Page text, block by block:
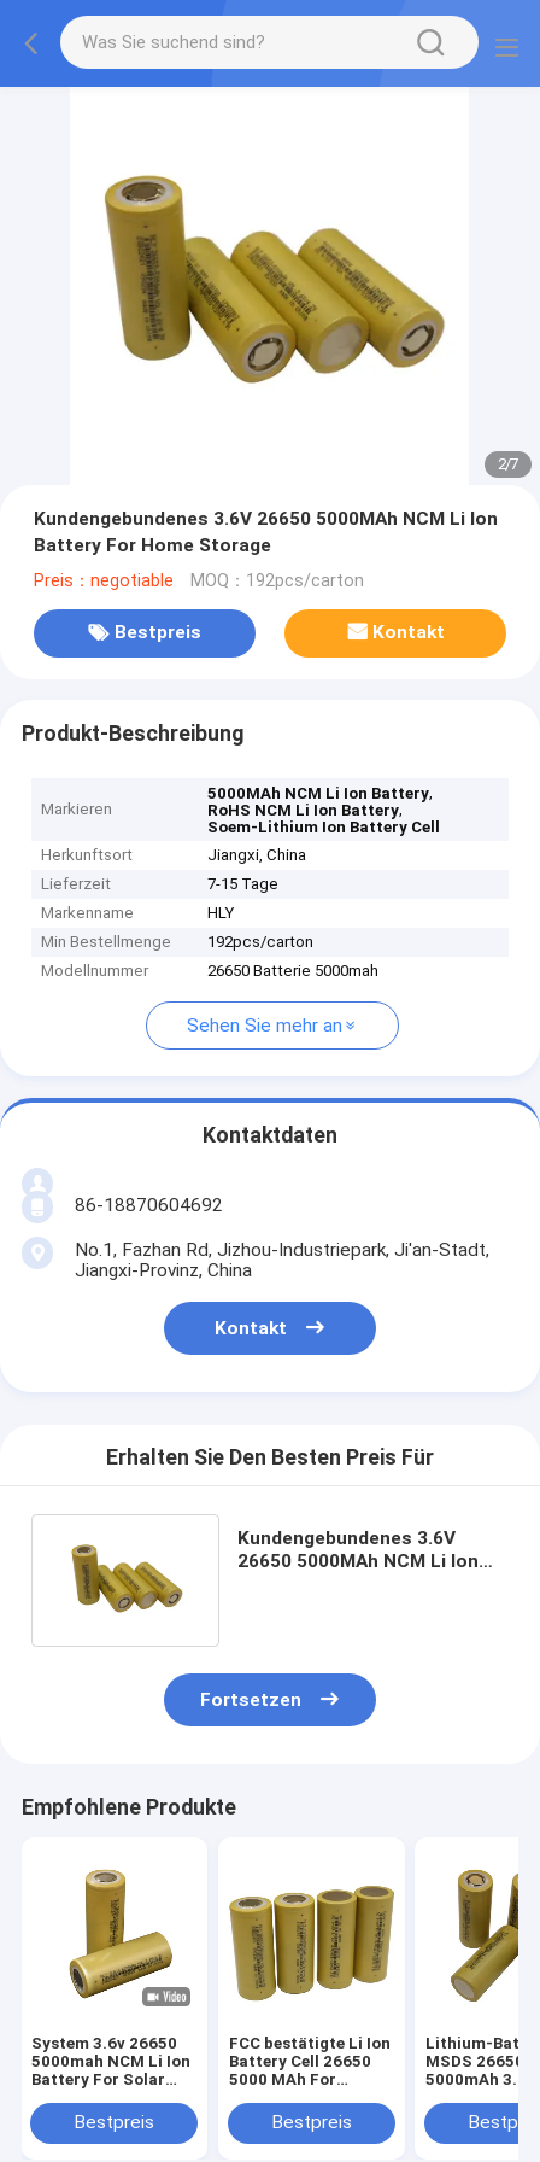
2/7
Kundengebundenes 3.6V 26650 5000MAh NCM Li Ion
Battery For Home Storage
Preis：negotiable MOQ：192pcs/carton
Bestpreis Kontakt
Produkt-Beschreibung
Markieren
5000MAh NCM Li Ion Battery,
RoHS NCM Li Ion Battery,
Soem-Lithium Ion Battery Cell
Herkunftsort
Jiangxi, China
Lieferzeit
7-15 Tage
Markenname
HLY
Min Bestellmenge
192pcs/carton
Modellnummer
26650 Batterie 5000mah
Sehen Sie mehr an
Kontaktdaten
86-18870604692
No.1, Fazhan Rd, Jizhou-Industriepark, Ji'an-Stadt,
Jiangxi-Provinz, China
Kontakt
Erhalten Sie Den Besten Preis Für
Kundengebundenes 3.6V
26650 5000MAh NCM Li Ion
Fortsetzen
Empfohlene Produkte
System 3.6v 26650
5000mah NCM Li Ion
Battery For Solar
Bestpreis
FCC bestätigte Li Ion
Battery Cell 26650
5000 MAh For
Bestpreis
Lithium-
MSDS 26650
5000mAh